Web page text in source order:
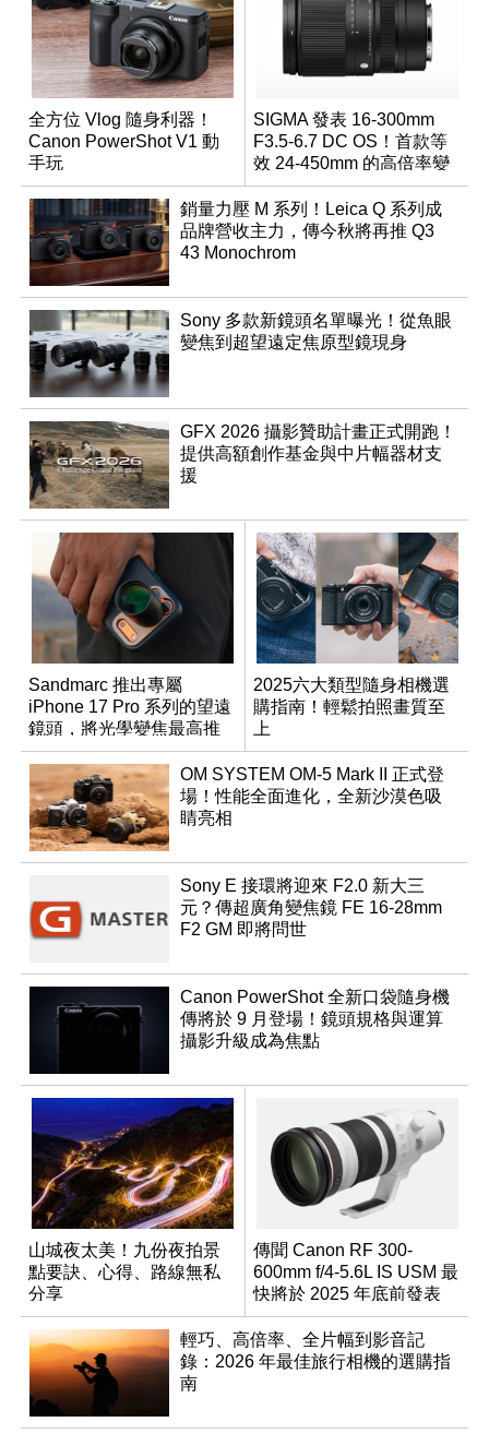
全方位 Vlog 隨身利器！
Canon PowerShot V1 動
手玩
SIGMA 發表 16-300mm
F3.5-6.7 DC OS！首款等
效 24-450mm 的高倍率變
焦旅遊鏡頭
銷量力壓 M 系列！Leica Q 系列成
品牌營收主力，傳今秋將再推 Q3
43 Monochrom
Sony 多款新鏡頭名單曝光！從魚眼
變焦到超望遠定焦原型鏡現身
GFX 2026 攝影贊助計畫正式開跑！
提供高額創作基金與中片幅器材支
援
Sandmarc 推出專屬
iPhone 17 Pro 系列的望遠
鏡頭，將光學變焦最高推
升至 16 倍
2025六大類型隨身相機選
購指南！輕鬆拍照畫質至
上
OM SYSTEM OM-5 Mark II 正式登
場！性能全面進化，全新沙漠色吸
睛亮相
Sony E 接環將迎來 F2.0 新大三
元？傳超廣角變焦鏡 FE 16-28mm
F2 GM 即將問世
Canon PowerShot 全新口袋隨身機
傳將於 9 月登場！鏡頭規格與運算
攝影升級成為焦點
山城夜太美！九份夜拍景
點要訣、心得、路線無私
分享
傳聞 Canon RF 300-
600mm f/4-5.6L IS USM 最
快將於 2025 年底前發表
輕巧、高倍率、全片幅到影音記
錄：2026 年最佳旅行相機的選購指
南